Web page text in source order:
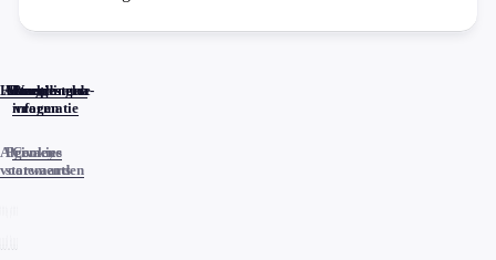
Home
Actueel
Uitzendingen
Reacties
Programma-
informatie
Veelgestelde
vragen
Algemene
voorwaarden
Privacy
statements
Cookies